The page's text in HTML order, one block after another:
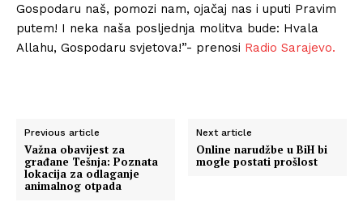
Gospodaru naš, pomozi nam, ojačaj nas i uputi Pravim
putem! I neka naša posljednja molitva bude: Hvala
Allahu, Gospodaru svjetova!”- prenosi Radio Sarajevo.
Previous article
Važna obavijest za
građane Tešnja: Poznata
lokacija za odlaganje
animalnog otpada
Next article
Online narudžbe u BiH bi
mogle postati prošlost